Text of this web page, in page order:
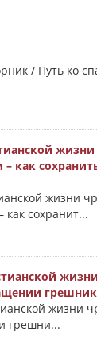
/ Путь ко
жизни
как
жизни
сохранит...
жизни
грешни...